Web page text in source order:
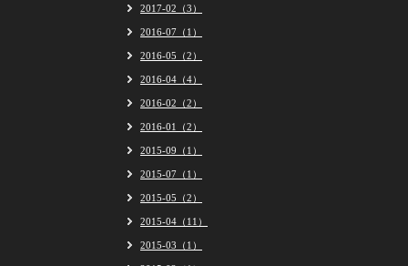
2017-02（3）
2016-07（1）
2016-05（2）
2016-04（4）
2016-02（2）
2016-01（2）
2015-09（1）
2015-07（1）
2015-05（2）
2015-04（11）
2015-03（1）